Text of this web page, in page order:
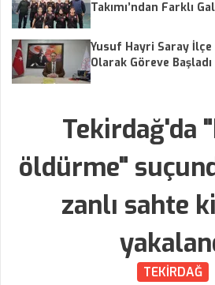
Takımı’ndan Farklı
Yusuf Hayri Saray
Olarak Göreve Başladı
Tekirdağ'da
öldürme"
zanlı sahte
TEKİRDAĞ